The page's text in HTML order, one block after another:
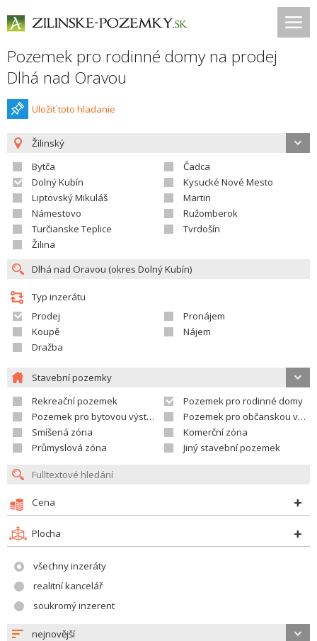
Pozemek pro rodinné domy na prodej
Dlhá nad Oravou
Uložiť toto hladanie
Žilinský
Bytča
Čadca
Dolný Kubín
Kysucké Nové Mesto
Liptovský Mikuláš
Martin
Námestovo
Ružomberok
Turčianske Teplice
Tvrdošín
Žilina
Typ inzerátu
Prodej
Pronájem
Koupě
Nájem
Dražba
Stavební pozemky
Rekreační pozemek
Pozemek pro rodinné domy
Pozemek pro bytovou výstavbu
Pozemek pro občanskou vybavenost
Smíšená zóna
Komerční zóna
Průmyslová zóna
Jiný stavební pozemek
Cena
Plocha
všechny inzeráty
realitní kancelář
soukromý inzerent
nejnovější